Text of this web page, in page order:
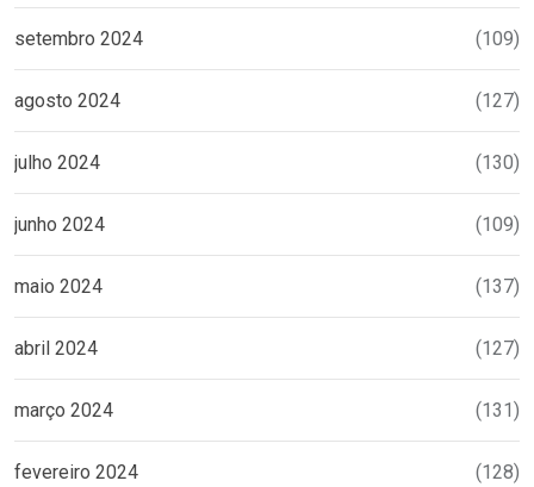
setembro 2024 (109)
agosto 2024 (127)
julho 2024 (130)
junho 2024 (109)
maio 2024 (137)
abril 2024 (127)
março 2024 (131)
fevereiro 2024 (128)